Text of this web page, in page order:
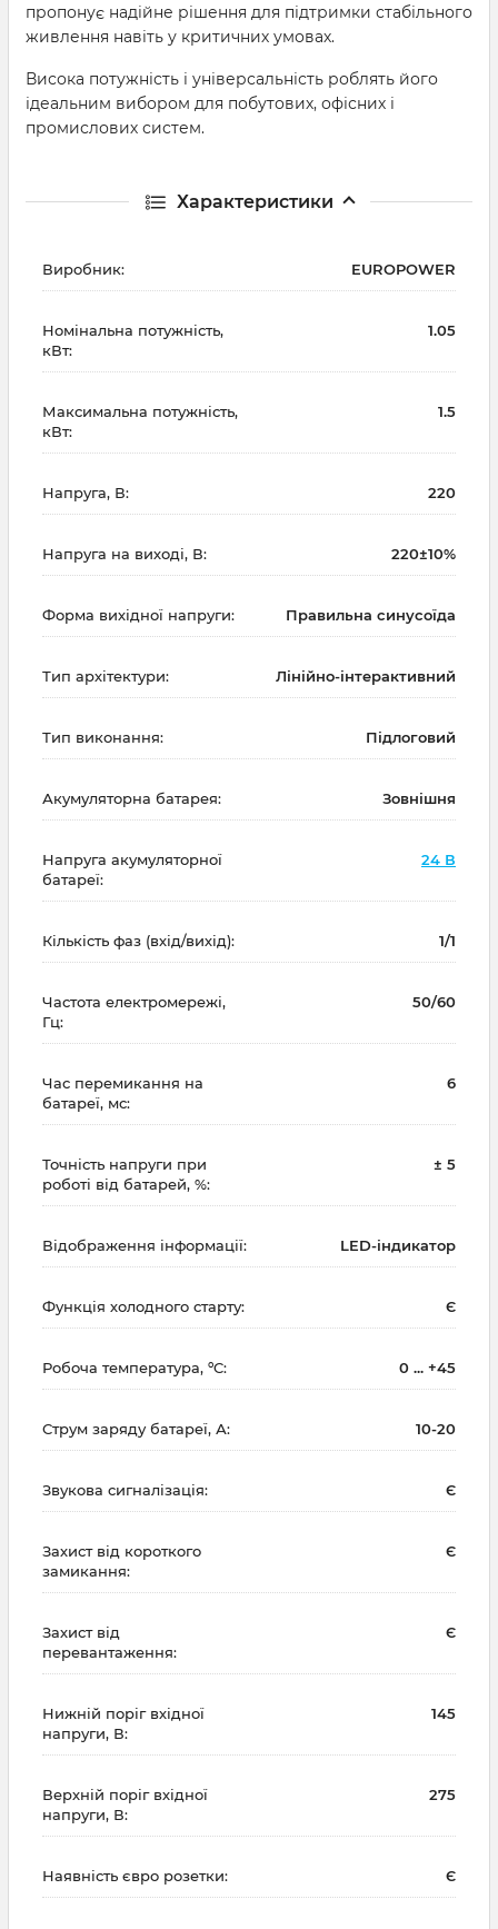
пропонує надійне рішення для підтримки стабільного
живлення навіть у критичних умовах.
Висока потужність і універсальність роблять його
ідеальним вибором для побутових, офісних і
промислових систем.
Характеристики
Виробник: EUROPOWER
Номінальна потужність,
кВт:
1.05
Максимальна потужність,
кВт:
1.5
Напруга, В: 220
Напруга на виході, В: 220±10%
Форма вихідної напруги: Правильна синусоїда
Тип архітектури: Лінійно-інтерактивний
Тип виконання: Підлоговий
Акумуляторна батарея: Зовнішня
Напруга акумуляторної
батареї:
24 В
Кількість фаз (вхід/вихід): 1/1
Частота електромережі,
Гц:
50/60
Час перемикання на
батареї, мс:
6
Точність напруги при
роботі від батарей, %:
± 5
Відображення інформації: LED-індикатор
Функція холодного старту: Є
Робоча температура, ºC: 0 ... +45
Струм заряду батареї, А: 10-20
Звукова сигналізація: Є
Захист від короткого
замикання:
Є
Захист від
перевантаження:
Є
Нижній поріг вхідної
напруги, В:
145
Верхній поріг вхідної
напруги, В:
275
Наявність євро розетки: Є